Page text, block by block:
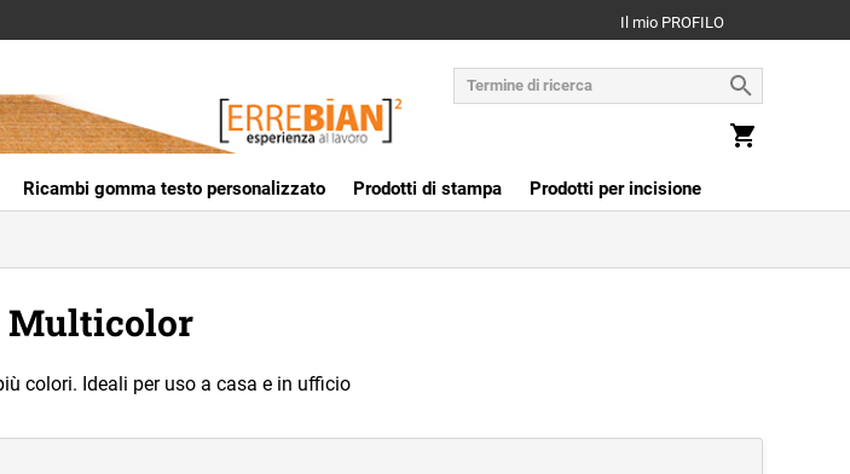
Il mio PROFILO
Ricambi gomma testo personalizzato Prodotti di stampa Prodotti per incisione
Multicolor
colori. Ideali per uso a casa e in ufficio